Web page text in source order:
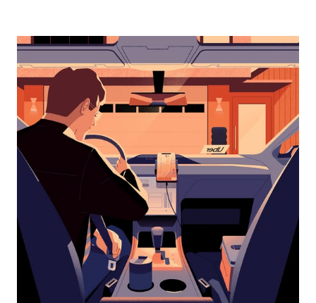
kalendář
vybrat
datum.
Stisknutím
klávesy
Esc
zavřeš
kalendář.